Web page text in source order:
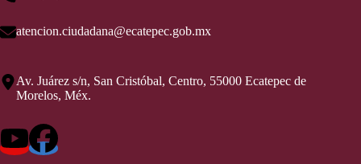
atencion.ciudadana@ecatepec.gob.mx
Av. Juárez s/n, San Cristóbal, Centro, 55000 Ecatepec de
Morelos, Méx.